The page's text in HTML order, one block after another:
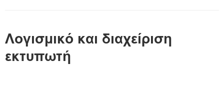
Λογισμικό και διαχείριση
εκτυπωτή